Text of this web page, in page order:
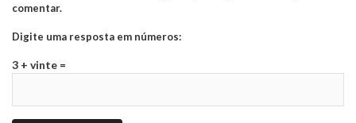
comentar.
Digite uma resposta em números:
3 + vinte =